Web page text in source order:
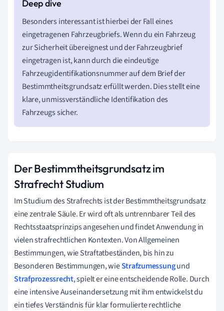
Besonders interessant ist hierbei der Fall eines
eingetragenen Fahrzeugbriefs. Wenn du ein Fahrzeug
zur Sicherheit übereignest und der Fahrzeugbrief
eingetragen ist, kann durch die eindeutige
Fahrzeugidentifikationsnummer auf dem Brief der
Bestimmtheitsgrundsatz erfüllt werden. Dies stellt eine
klare, unmissverständliche Identifikation des
Fahrzeugs sicher.
Der Bestimmtheitsgrundsatz im
Strafrecht Studium
Im Studium des Strafrechts ist der Bestimmtheitsgrundsatz
eine zentrale Säule. Er wird oft als untrennbarer Teil des
Rechtsstaatsprinzips angesehen und findet Anwendung in
vielen strafrechtlichen Kontexten. Von Allgemeinen
Bestimmungen, wie Straftatbeständen, bis hin zu
Besonderen Bestimmungen, wieStrafzumessungund
Strafprozessrecht, spielt er eine entscheidende Rolle. Durch
eine intensive Auseinandersetzung mit ihm entwickelst du
ein tiefes Verständnis für klar formulierte rechtliche